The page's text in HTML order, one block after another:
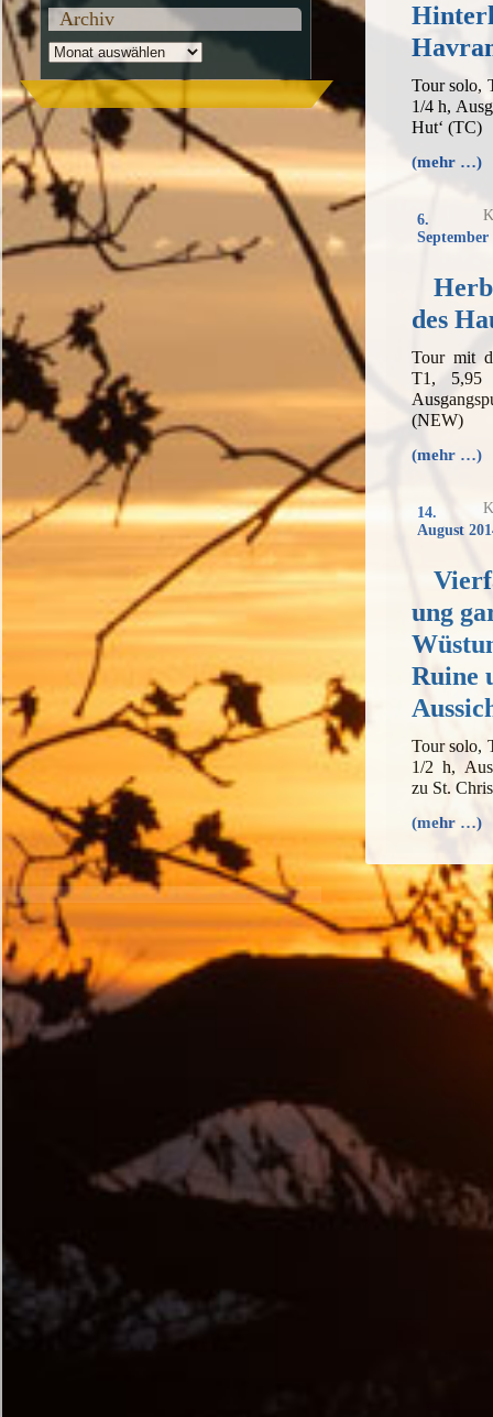
Tour solo,
1/4 h,
Hut‘ (TC)
(mehr …)
6.
September
des
Tour mit
T1,
(NEW)
(mehr …)
14.
August
ung
Ruine
Tour solo,
1/2 h,
zu St.
(mehr …)
Archiv
Archiv